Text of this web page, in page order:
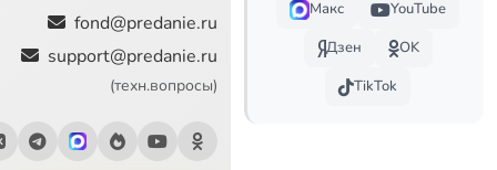
9:47
13:15
fond@predanie.ru
support@predanie.ru
(техн.вопросы)
Макс
YouTube
Дзен
OK
TikTok